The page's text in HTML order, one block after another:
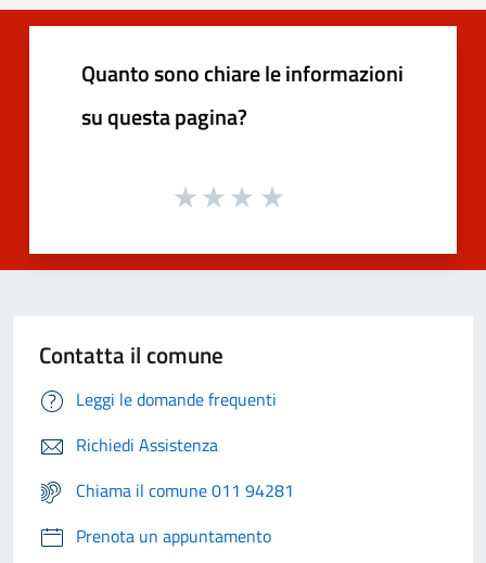
Quanto sono chiare le informazioni
su questa pagina?
Contatta il comune
Leggi le domande frequenti
Richiedi Assistenza
Chiama il comune 011 94281
Prenota un appuntamento